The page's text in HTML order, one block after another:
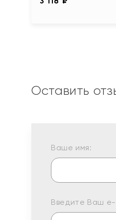
Оставить
Ваше имя:
Введите Ваш